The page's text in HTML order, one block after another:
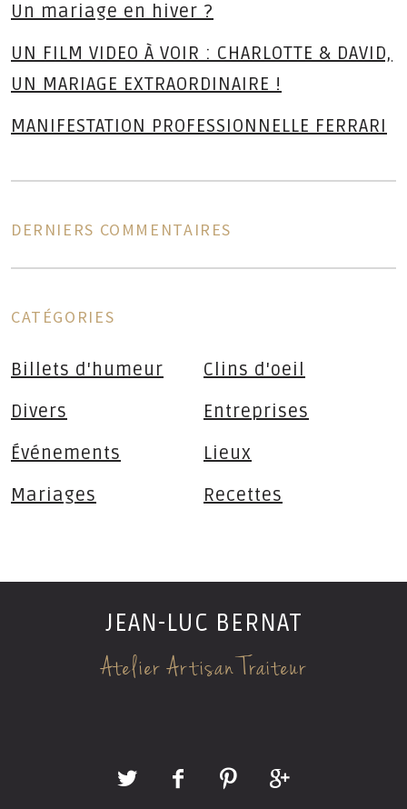
Un mariage en hiver ?
UN FILM VIDEO À VOIR : CHARLOTTE & DAVID,
UN MARIAGE EXTRAORDINAIRE !
MANIFESTATION PROFESSIONNELLE FERRARI
DERNIERS COMMENTAIRES
CATÉGORIES
Billets d'humeur
Clins d'oeil
Divers
Entreprises
Événements
Lieux
Mariages
Recettes
JEAN-LUC BERNAT
Atelier Artisan Traiteur